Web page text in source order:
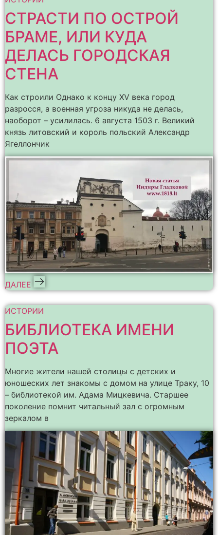
СТРАСТИ ПО ОСТРОЙ
БРАМЕ, ИЛИ КУДА
ДЕЛАСЬ ГОРОДСКАЯ
СТЕНА
Как строили Однако к концу XV века город
разросся, а военная угроза никуда не делась,
наоборот – усилилась. 6 августа 1503 г. Великий
князь литовский и король польский Александр
Ягеллончик
ДАЛЕЕ
ИСТОРИИ
БИБЛИОТЕКА ИМЕНИ
ПОЭТА
Многие жители нашей столицы с детских и
юношеских лет знакомы с домом на улице Траку, 10
– библиотекой им. Адама Мицкевича. Старшее
поколение помнит читальный зал с огромным
зеркалом в